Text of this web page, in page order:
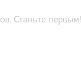
Станьте первым!